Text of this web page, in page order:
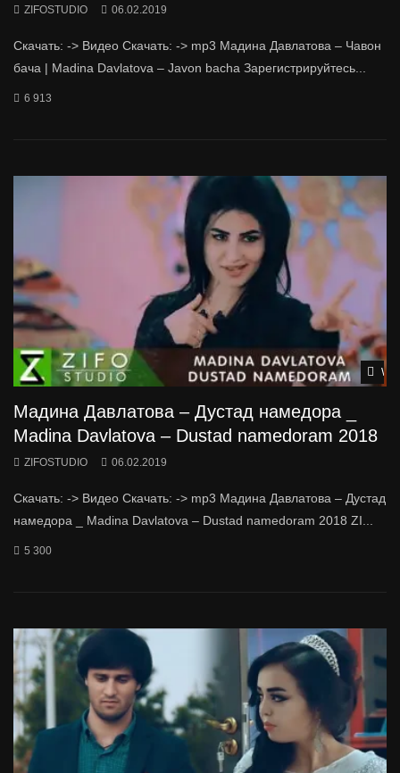
ZIFOSTUDIO 06.02.2019
Скачать: -> Видео Скачать: -> mp3 Мадина Давлатова – Чавон
бача | Madina Davlatova – Javon bacha Зарегистрируйтесь...
6 913
Мадина Давлатова – Дустад намедора _
Madina Davlatova – Dustad namedoram 2018
ZIFOSTUDIO 06.02.2019
Скачать: -> Видео Скачать: -> mp3 Мадина Давлатова – Дустад
намедора _ Madina Davlatova – Dustad namedoram 2018 ZI...
5 300